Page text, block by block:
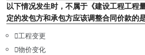
以下情况发生时，不属于《建设工程工程
定的发包方和承包方应该调整合同价款的
工程变更
物价变化